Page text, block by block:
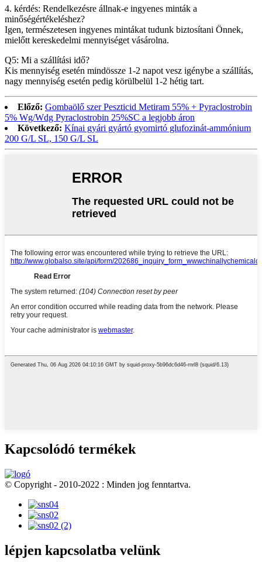
4. kérdés: Rendelkezésre állnak-e ingyenes minták a
minőségértékeléshez?
Igen, természetesen ingyenes mintákat tudunk biztosítani Önnek,
mielőtt kereskedelmi mennyiséget vásárolna.
Q5: Mi a szállítási idő?
Kis mennyiség esetén mindössze 1-2 napot vesz igénybe a szállítás,
nagy mennyiség esetén pedig körülbelül 1-2 hétig tart.
Előző: Gombaölő szer Peszticid Metiram 55% + Pyraclostrobin
5% Wg/Wdg Pyraclostrobin 25%SC a legjobb áron
Következő: Kínai gyári gyártó gyomirtó glufozinát-ammónium
200 G/L SL, 150 G/L SL
Kapcsolódó termékek
© Copyright - 2010-2022 : Minden jog fenntartva.
lépjen kapcsolatba velünk